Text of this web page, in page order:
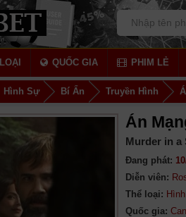
QUỐC GIA PHIM LẺ
Hình Sự Bí Ẩn Truyền Hình
Án
Murder in a
Đang phát:
Diễn viên:
Thể loại:
Quốc gia: